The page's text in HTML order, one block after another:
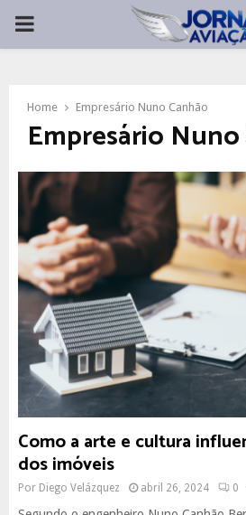
PRIMARY
Home Empresário Nuno Canhão
Empresário
Como a arte e cultura
dos imóveis
Por Diego Velázquez abril 26, 2024 0